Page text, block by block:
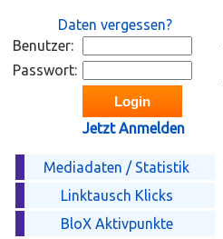
Daten vergessen?
Benutzer:
Passwort:
Jetzt Anmelden
Mediadaten / Statistik
Linktausch Klicks
BloX Aktivpunkte